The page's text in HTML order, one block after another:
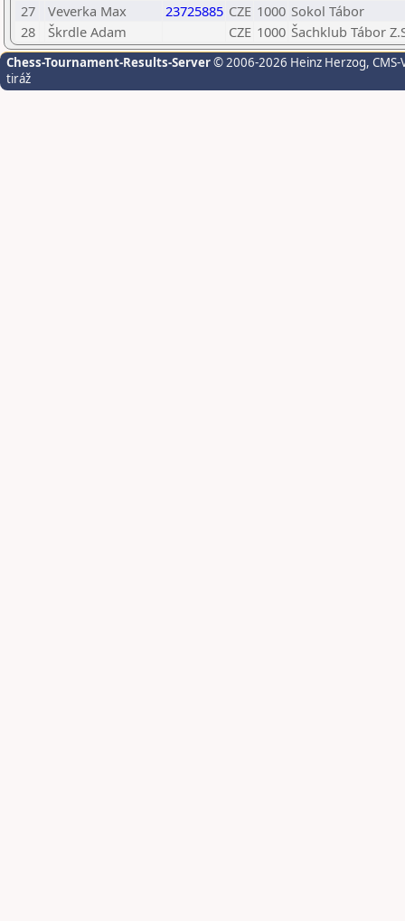
27
Veverka Max 23725885 CZE 1000 Sokol Tábor
28
Škrdle Adam CZE 1000 Šachklub Tábor
Chess-Tournament-Results-Server© 2006-2026 Heinz Herzog,
tiráž